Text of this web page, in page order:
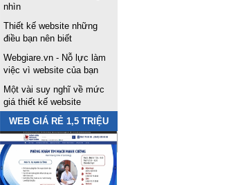
nhìn
Thiết kế website những
điều bạn nên biết
Webgiare.vn - Nỗ lực làm
việc vì website của bạn
Một vài suy nghĩ về mức
giá thiết kế website
WEB GIÁ RẺ 1,5 TRIỆU